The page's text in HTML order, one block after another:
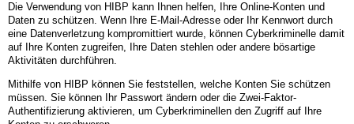
Die Verwendung von HIBP kann Ihnen helfen, Ihre Online-Konten und
Daten zu schützen. Wenn Ihre E-Mail-Adresse oder Ihr Kennwort durch
eine Datenverletzung kompromittiert wurde, können Cyberkriminelle damit
auf Ihre Konten zugreifen, Ihre Daten stehlen oder andere bösartige
Aktivitäten durchführen.
Mithilfe von HIBP können Sie feststellen, welche Konten Sie schützen
müssen. Sie können Ihr Passwort ändern oder die Zwei-Faktor-
Authentifizierung aktivieren, um Cyberkriminellen den Zugriff auf Ihre